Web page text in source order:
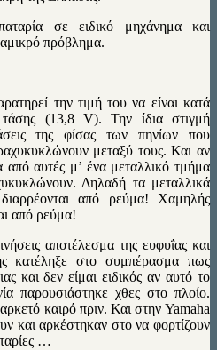
σε ειδικό μηχάνημα και
πρόβλημα.
την τιμή του να είναι κατά
(13,8 V). Την ίδια στιγμή
της φίσας των πηνίων που
μεταξύ τους. Και αν
αυτές μ’ ένα μεταλλικό τμήμα
Δηλαδή τα μεταλλικά
από ρεύμα! Χαμηλής
από ρεύμα!
αποτέλεσμα της ευφυΐας και
κατέληξε στο συμπέρασμα πως
και δεν είμαι ειδικός αν αυτό το
παρουσιάστηκε χθες στο πλοίο.
καιρό πριν. Και στην Yamaha
και αρκέστηκαν στο να φορτίζουν
…